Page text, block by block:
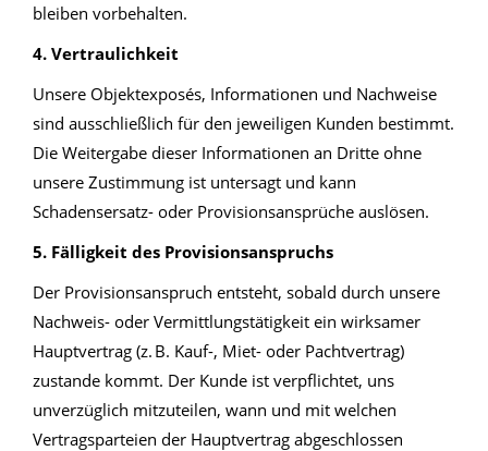
bleiben vorbehalten.
4. Vertraulichkeit
Unsere Objektexposés, Informationen und Nachweise
sind ausschließlich für den jeweiligen Kunden bestimmt.
Die Weitergabe dieser Informationen an Dritte ohne
unsere Zustimmung ist untersagt und kann
Schadensersatz- oder Provisionsansprüche auslösen.
5. Fälligkeit des Provisionsanspruchs
Der Provisionsanspruch entsteht, sobald durch unsere
Nachweis- oder Vermittlungstätigkeit ein wirksamer
Hauptvertrag (z. B. Kauf-, Miet- oder Pachtvertrag)
zustande kommt. Der Kunde ist verpflichtet, uns
unverzüglich mitzuteilen, wann und mit welchen
Vertragsparteien der Hauptvertrag abgeschlossen